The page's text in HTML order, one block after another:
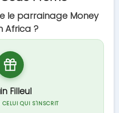
le parrainage Money
Africa ?
Filleul
CELUI QUI S'INSCRIT